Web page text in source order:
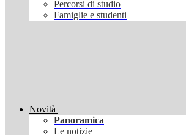
Percorsi di studio
Famiglie e studenti
Novità
Panoramica
Le notizie